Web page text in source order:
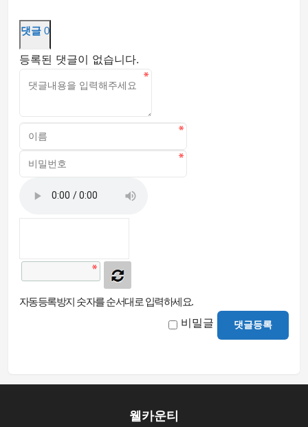
댓글 0
등록된 댓글이 없습니다.
자동등록방지 숫자를 순서대로 입력하세요.
비밀글 댓글등록
웰카운티